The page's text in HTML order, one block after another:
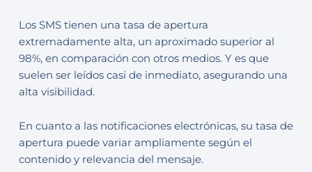
Los SMS tienen una tasa de apertura
extremadamente alta, un aproximado superior al
98%, en comparación con otros medios. Y es que
suelen ser leídos casi de inmediato, asegurando una
alta visibilidad.
En cuanto a las notificaciones electrónicas, su tasa de
apertura puede variar ampliamente según el
contenido y relevancia del mensaje.